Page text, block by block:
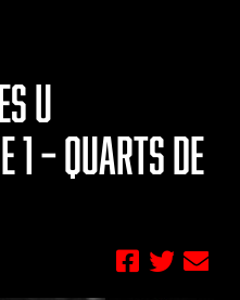
U
1 – QUARTS DE